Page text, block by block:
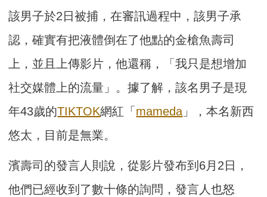
該男子於2日被捕，在審訊過程中，該男子承
認，確實有把液體倒在了他點的金槍魚壽司
上，並且上傳影片，他還稱，「我只是想增加
社交媒體上的流量」。據了解，該名男子是現
年43歲的TIKTOK網紅「 mameda」，本名新西
悠太，目前是無業。
濱壽司的發言人則說，從影片發布到6月2日，
他們已經收到了數十條的詢問，發言人也怒